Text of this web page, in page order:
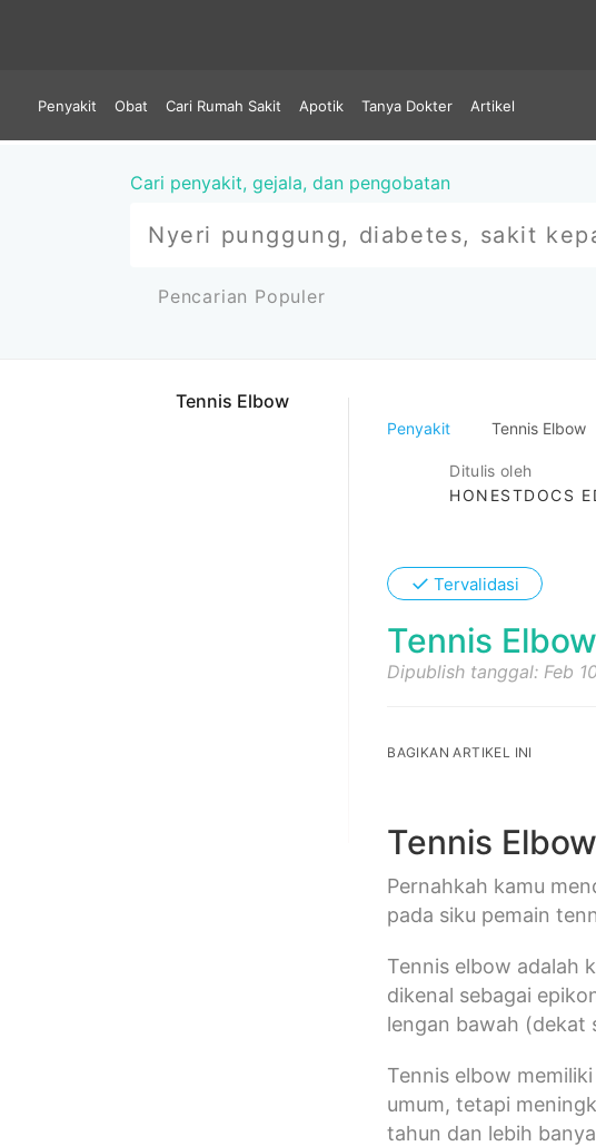
Penyakit Obat Cari Rumah Sakit Apotik Tanya Dokter Artikel
Cari penyakit, gejala, dan pengobatan
Pencarian Populer
Tennis Elbow
Penyakit Tennis Elbow
Ditulis oleh
HONESTDOCS
✓ Tervalidasi
Tennis
Dipublish tanggal: Feb
BAGIKAN ARTIKEL INI
Tennis
Pernahkah kamu
pada siku pemain
Tennis elbow adalah
dikenal sebagai
lengan bawah (dekat
Tennis elbow
umum, tetapi
tahun dan lebih